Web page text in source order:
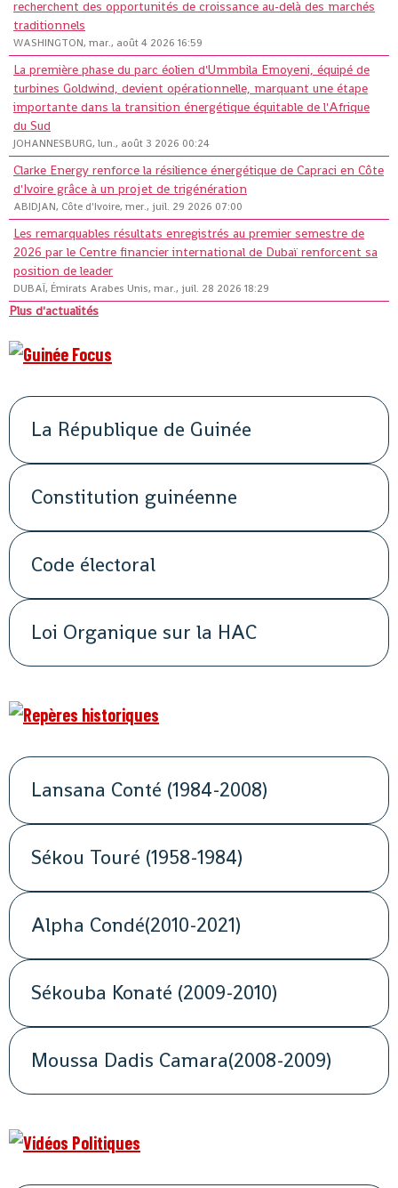
recherchent des opportunités de croissance au-delà des marchés
traditionnels
WASHINGTON, mar., août 4 2026 16:59
La première phase du parc éolien d'Ummbila Emoyeni, équipé de
turbines Goldwind, devient opérationnelle, marquant une étape
importante dans la transition énergétique équitable de l'Afrique
du Sud
JOHANNESBURG, lun., août 3 2026 00:24
Clarke Energy renforce la résilience énergétique de Capraci en Côte
d'Ivoire grâce à un projet de trigénération
ABIDJAN, Côte d'Ivoire, mer., juil. 29 2026 07:00
Les remarquables résultats enregistrés au premier semestre de
2026 par le Centre financier international de Dubaï renforcent sa
position de leader
DUBAÏ, Émirats Arabes Unis, mar., juil. 28 2026 18:29
Plus d'actualités
La République de Guinée
Constitution guinéenne
Code électoral
Loi Organique sur la HAC
Lansana Conté (1984-2008)
Sékou Touré (1958-1984)
Alpha Condé(2010-2021)
Sékouba Konaté (2009-2010)
Moussa Dadis Camara(2008-2009)